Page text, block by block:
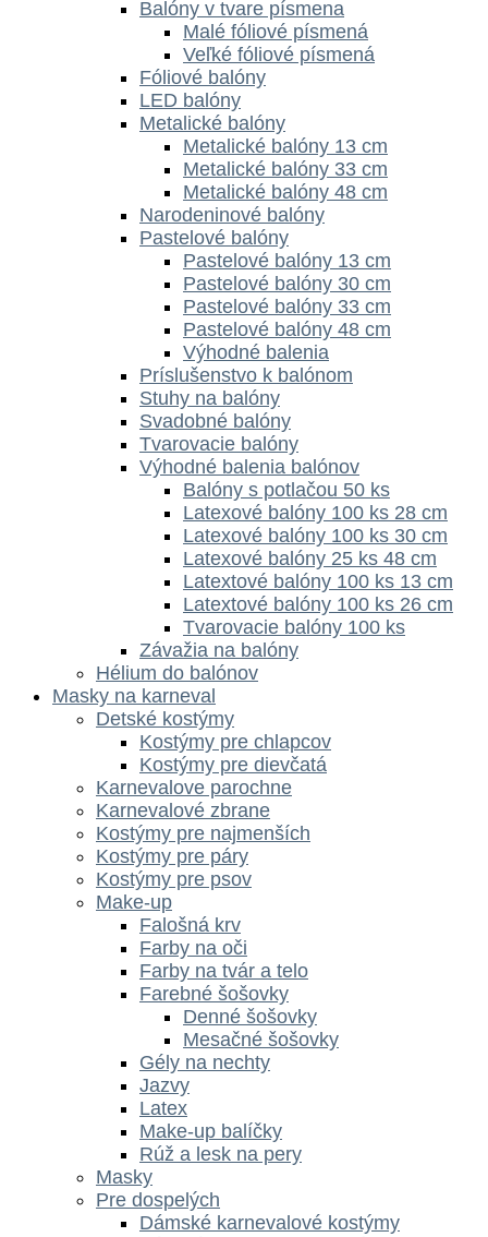
Balóny v tvare písmena
Malé fóliové písmená
Veľké fóliové písmená
Fóliové balóny
LED balóny
Metalické balóny
Metalické balóny 13 cm
Metalické balóny 33 cm
Metalické balóny 48 cm
Narodeninové balóny
Pastelové balóny
Pastelové balóny 13 cm
Pastelové balóny 30 cm
Pastelové balóny 33 cm
Pastelové balóny 48 cm
Výhodné balenia
Príslušenstvo k balónom
Stuhy na balóny
Svadobné balóny
Tvarovacie balóny
Výhodné balenia balónov
Balóny s potlačou 50 ks
Latexové balóny 100 ks 28 cm
Latexové balóny 100 ks 30 cm
Latexové balóny 25 ks 48 cm
Latextové balóny 100 ks 13 cm
Latextové balóny 100 ks 26 cm
Tvarovacie balóny 100 ks
Závažia na balóny
Hélium do balónov
Masky na karneval
Detské kostýmy
Kostýmy pre chlapcov
Kostýmy pre dievčatá
Karnevalove parochne
Karnevalové zbrane
Kostýmy pre najmenších
Kostýmy pre páry
Kostýmy pre psov
Make-up
Falošná krv
Farby na oči
Farby na tvár a telo
Farebné šošovky
Denné šošovky
Mesačné šošovky
Gély na nechty
Jazvy
Latex
Make-up balíčky
Rúž a lesk na pery
Masky
Pre dospelých
Dámské karnevalové kostýmy